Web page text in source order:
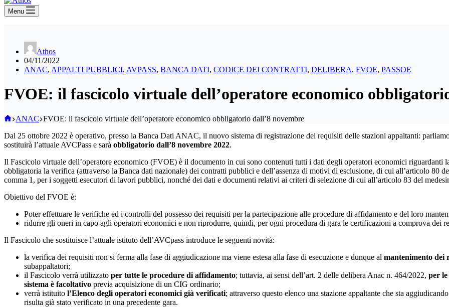
Menu
Athos
04/11/2022
ANAC, APPALTI PUBBLICI, AVPASS, BANCA DATI, CODICE DEI CONTRATTI, DELIBERA, FVOE, PASSOE
FVOE: il fascicolo virtuale dell’operatore economico
Home
ANAC FVOE: il fascicolo virtuale dell’operatore economico obbligatorio dall’8 novembre
Dal 25 ottobre 2022 è operativo, presso la Banca Dati ANAC, il nuovo sistema di registrazione dei requisiti delle stazioni appaltanti:
sostituirà l’attuale AVCPass e sarà obbligatorio dall’8 novembre 2022.
Il Fascicolo virtuale dell’operatore economico (FVOE) è il documento in cui sono contenuti tutti i dati degli operatori economici riguardanti
obbligatoria la verifica (attraverso la Banca dati nazionale) dei contratti pubblici e dell’assenza di motivi di esclusione, di cui all’articolo 80
comma 1, per i soggetti esecutori di lavori pubblici, nonché dei dati e documenti relativi ai criteri di selezione di cui all’articolo 83 del
Obiettivo del FVOE è:
Poter effettuare le verifiche ed i controlli del possesso dei requisiti per la partecipazione alle procedure di affidamento e del loro
ridurre gli oneri in capo agli operatori economici e non riprodurre, quindi, per ogni procedura di gara le certificazioni a comprova dei
Il Fascicolo che sostituisce l’attuale istituto dell’AVCpass introduce le seguenti novità:
la verifica dei requisiti non si ferma alla fase di aggiudicazione ma viene estesa alla fase di esecuzione e dunque al mantenimento dei
subappaltatori;
il Fascicolo verrà utilizzato per tutte le procedure di affidamento; tuttavia, ai sensi dell’art. 2 delle delibera Anac n. 464/2022, per
sistema è facoltativo previa acquisizione di un CIG ordinario;
verrà istituito l’Elenco degli operatori economici già verificati; attraverso questo elenco una stazione appaltante che sta
risulta già stato verificato in una precedente gara.